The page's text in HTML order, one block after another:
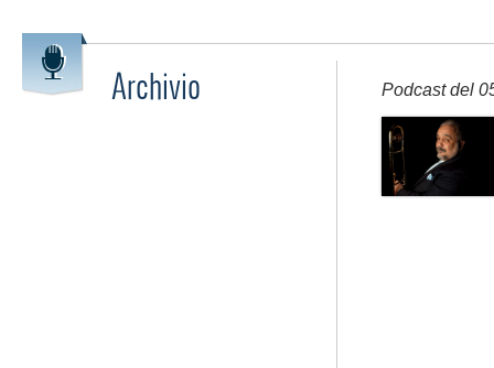
Archivio Podcast del